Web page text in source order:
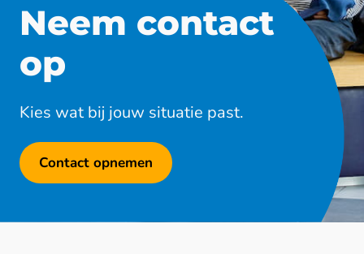
Neem contact
op
Kies wat bij jouw situatie past.
Contact opnemen